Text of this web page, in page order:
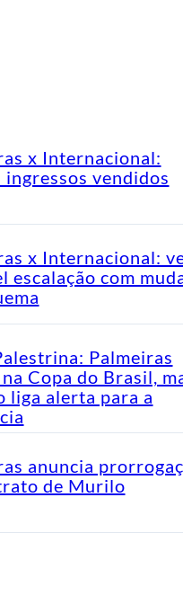
x Internacional:
vendidos
x Internacional:
escalação com
Palmeiras
Copa do Brasil,
liga alerta para a
anuncia
de Murilo